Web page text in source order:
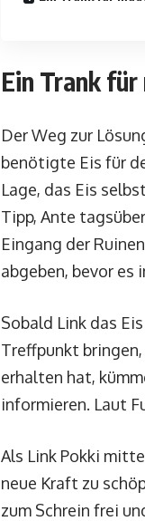
Ein Trank für
Der Weg zur
benötigte Eis für
Lage, das Eis
Tipp, Ante
Eingang der
abgeben, bevor es
Sobald Link das
Treffpunkt
erhalten hat,
informieren. Laut
Als Link Pokki
neue Kraft zu
zum Schrein frei